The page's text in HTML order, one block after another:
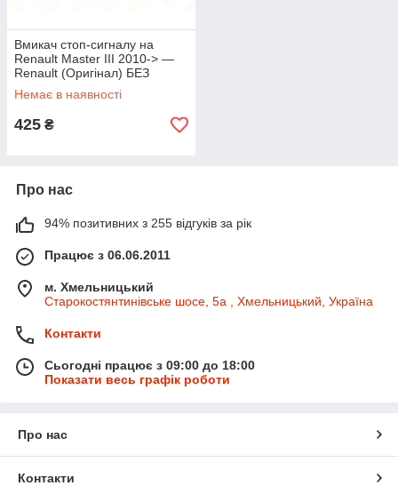
Вмикач стоп-сигналу на
Renault Master III 2010-> —
Renault (Оригінал) БЕЗ
УПАКОВКИ - 8200168238J
Немає в наявності
425 ₴
Про нас
94% позитивних з 255 відгуків за рік
Працює з 06.06.2011
м. Хмельницький
Старокостянтинівське шосе, 5а , Хмельницький, Україна
Контакти
Сьогодні працює з 09:00 до 18:00
Показати весь графік роботи
Про нас
Контакти